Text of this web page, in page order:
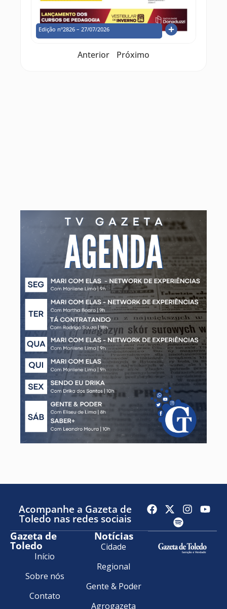
Edição nº2826 – 27/07/2026
Anterior Próximo
Acompanhe a Gazeta de
Toledo nas redes sociais
Gazeta de
Toledo
Início
Sobre nós
Contato
Notícias
Cidade
Regional
Gente & Poder
Agrogazeta